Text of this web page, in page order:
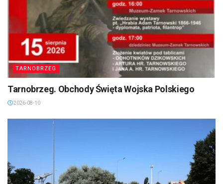
TARNOBRZEG
Tarnobrzeg. Obchody Święta Wojska Polskiego
2026-08-10